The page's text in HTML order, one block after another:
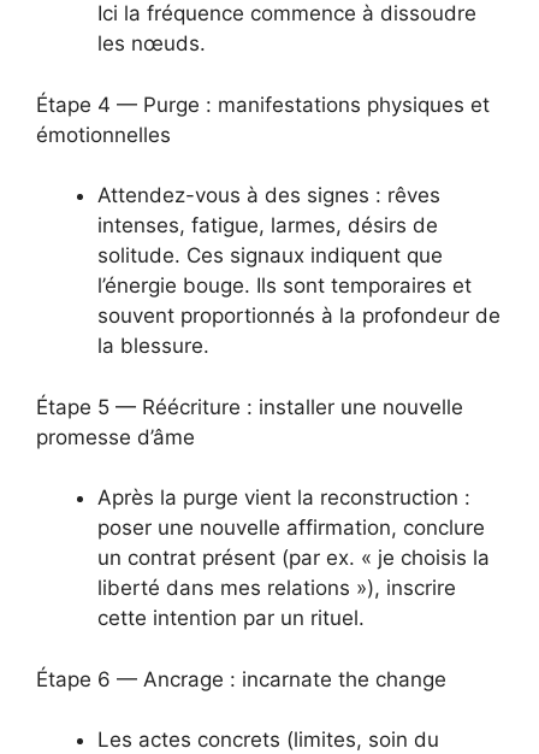
Ici la fréquence commence à dissoudre
les nœuds.
Étape 4 — Purge : manifestations physiques et
émotionnelles
Attendez-vous à des signes : rêves
intenses, fatigue, larmes, désirs de
solitude. Ces signaux indiquent que
l’énergie bouge. Ils sont temporaires et
souvent proportionnés à la profondeur de
la blessure.
Étape 5 — Réécriture : installer une nouvelle
promesse d’âme
Après la purge vient la reconstruction :
poser une nouvelle affirmation, conclure
un contrat présent (par ex. « je choisis la
liberté dans mes relations »), inscrire
cette intention par un rituel.
Étape 6 — Ancrage : incarnate the change
Les actes concrets (limites, soin du